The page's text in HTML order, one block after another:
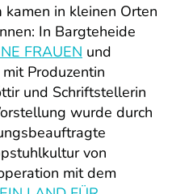
kamen in kleinen Orten
In Bargteheide
FRAUEN und
Produzentin
und Schriftstellerin
wurde durch
von
mit dem